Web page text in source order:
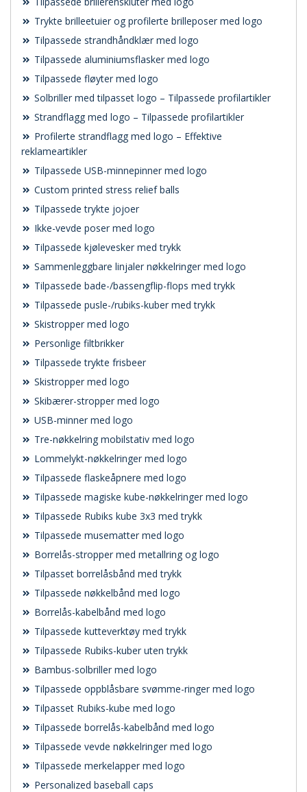
Trykte brilleetuier og profilerte brilleposer med logo
Tilpassede strandhåndklær med logo
Tilpassede aluminiumsflasker med logo
Tilpassede fløyter med logo
Solbriller med tilpasset logo – Tilpassede profilartikler
Strandflagg med logo – Tilpassede profilartikler
Profilerte strandflagg med logo – Effektive
reklameartikler
Tilpassede USB-minnepinner med logo
Custom printed stress relief balls
Tilpassede trykte jojoer
Ikke-vevde poser med logo
Tilpassede kjølevesker med trykk
Sammenleggbare linjaler nøkkelringer med logo
Tilpassede bade-/bassengflip-flops med trykk
Tilpassede pusle-/rubiks-kuber med trykk
Skistropper med logo
Personlige filtbrikker
Tilpassede trykte frisbeer
Skistropper med logo
Skibærer-stropper med logo
USB-minner med logo
Tre-nøkkelring mobilstativ med logo
Lommelykt-nøkkelringer med logo
Tilpassede flaskeåpnere med logo
Tilpassede magiske kube-nøkkelringer med logo
Tilpassede Rubiks kube 3x3 med trykk
Tilpassede musematter med logo
Borrelås-stropper med metallring og logo
Tilpasset borrelåsbånd med trykk
Tilpassede nøkkelbånd med logo
Borrelås-kabelbånd med logo
Tilpassede kutteverktøy med trykk
Tilpassede Rubiks-kuber uten trykk
Bambus-solbriller med logo
Tilpassede oppblåsbare svømme-ringer med logo
Tilpasset Rubiks-kube med logo
Tilpassede borrelås-kabelbånd med logo
Tilpassede vevde nøkkelringer med logo
Tilpassede merkelapper med logo
Personalized baseball caps